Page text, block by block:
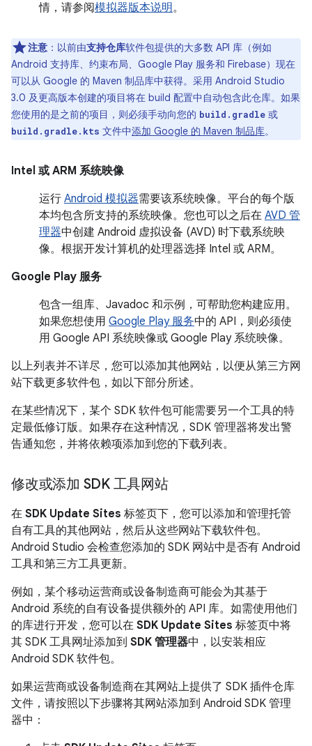
情，请参阅模拟器版本说明。
注意 ：以前由支持仓库软件包提供的大多数 API 库（例如
Android 支持库、约束布局、Google Play 服务和 Firebase）现在
可以从 Google 的 Maven 制品库中获得。采用 Android Studio
3.0 及更高版本创建的项目将在 build 配置中自动包含此仓库。如果
您使用的是之前的项目，则必须手动向您的 build.gradle 或
build.gradle.kts 文件中添加 Google 的 Maven 制品库。
Intel 或 ARM 系统映像
运行 Android 模拟器需要该系统映像。平台的每个版
本均包含所支持的系统映像。您也可以之后在 AVD 管
理器中创建 Android 虚拟设备 (AVD) 时下载系统映
像。根据开发计算机的处理器选择 Intel 或 ARM。
Google Play 服务
包含一组库、Javadoc 和示例，可帮助您构建应用。
如果您想使用 Google Play 服务中的 API，则必须使
用 Google API 系统映像或 Google Play 系统映像。
以上列表并不详尽，您可以添加其他网站，以便从第三方网
站下载更多软件包，如以下部分所述。
在某些情况下，某个 SDK 软件包可能需要另一个工具的特
定最低修订版。如果存在这种情况，SDK 管理器将发出警
告通知您，并将依赖项添加到您的下载列表。
修改或添加 SDK 工具网站
在 SDK Update Sites 标签页下，您可以添加和管理托管
自有工具的其他网站，然后从这些网站下载软件包。
Android Studio 会检查您添加的 SDK 网站中是否有 Android
工具和第三方工具更新。
例如，某个移动运营商或设备制造商可能会为其基于
Android 系统的自有设备提供额外的 API 库。如需使用他们
的库进行开发，您可以在 SDK Update Sites 标签页中将
其 SDK 工具网址添加到 SDK 管理器中，以安装相应
Android SDK 软件包。
如果运营商或设备制造商在其网站上提供了 SDK 插件仓库
文件，请按照以下步骤将其网站添加到 Android SDK 管理
器中：